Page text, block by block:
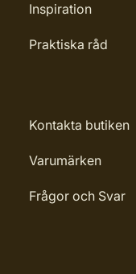
Inspiration
Praktiska råd
Kontakta butiken
Varumärken
Frågor och Svar